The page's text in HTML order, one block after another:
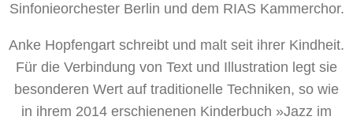
Sinfonieorchester Berlin und dem RIAS Kammerchor.
Anke Hopfengart schreibt und malt seit ihrer Kindheit.
Für die Verbindung von Text und Illustration legt sie
besonderen Wert auf traditionelle Techniken, so wie
in ihrem 2014 erschienenen Kinderbuch »Jazz im